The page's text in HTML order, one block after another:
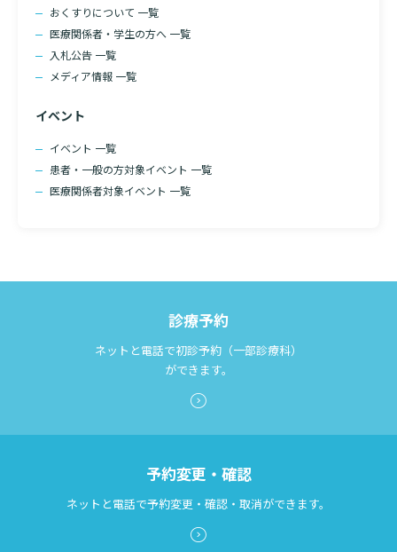
おくすりについて 一覧
医療関係者・学生の方へ 一覧
入札公告 一覧
メディア情報 一覧
イベント
イベント 一覧
患者・一般の方対象イベント 一覧
医療関係者対象イベント 一覧
診療予約
ネットと電話で初診予約（一部診療科）
ができます。
予約変更・確認
ネットと電話で予約変更・確認・取消ができます。